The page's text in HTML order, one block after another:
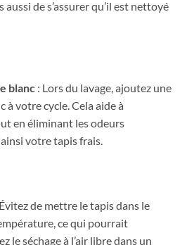
aussi de s’assurer qu’il est nettoyé
blanc: Lors du lavage, ajoutez une
à votre cycle. Cela aide à
en éliminant les odeurs
votre tapis frais.
de mettre le tapis dans le
ce qui pourrait
le séchage à l’air libre dans un